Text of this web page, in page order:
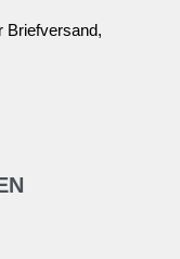
Briefversand,